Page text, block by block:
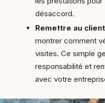
désaccord.
Remettre au
montrer comment
visites. Ce simple
responsabilité et
avec votre